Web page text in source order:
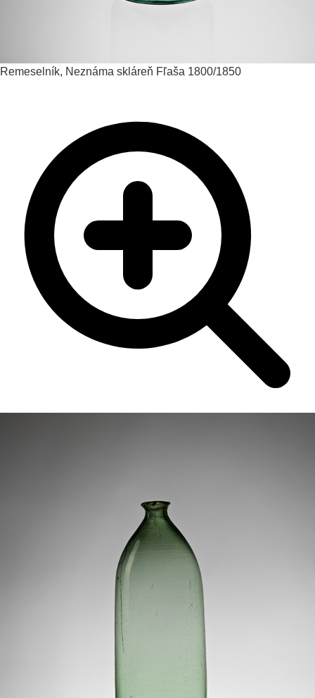
Remeselník, Neznáma skláreň Fľaša 1800/1850